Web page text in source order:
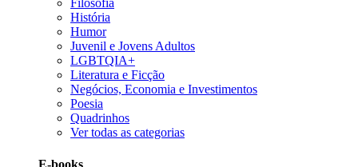
Filosofia
História
Humor
Juvenil e Jovens Adultos
LGBTQIA+
Literatura e Ficção
Negócios, Economia e Investimentos
Poesia
Quadrinhos
Ver todas as categorias
E-books